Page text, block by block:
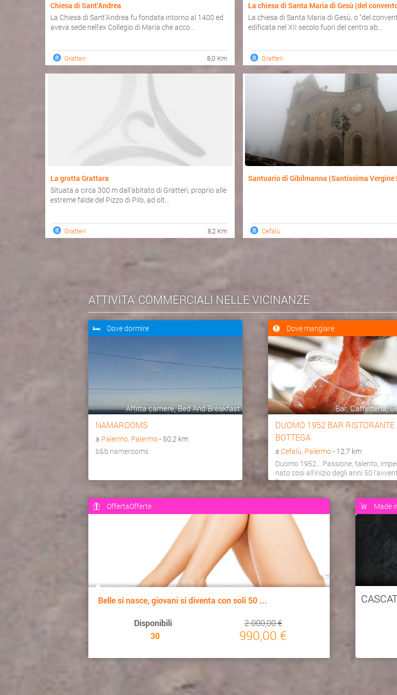
Chiesa di Sant'Andrea
La Chiesa di Sant'Andrea fu fondata intorno al 1400 ed
aveva sede nell'ex Collegio di Maria che acco...
Gratteri 8,0 Km
La chiesa di Santa Maria di Gesù (del
La chiesa di Santa Maria di Gesù, o "del
edificata nel XII secolo fuori del centro ab...
Gratteri
La grotta Grattara
Situata a circa 300 m dall'abitato di Gratteri, proprio alle
estreme falde del Pizzo di Pilo, ad olt...
Gratteri 8,2 Km
Santuario di Gibilmanna (Santissima Vergine
Cefalù
ATTIVITA' COMMERCIALI NELLE VICINANZE
Dove dormire
Affitta camere, Bed And Breakfast
NAMAROOMS
a Palermo, Palermo- 50,2 km
b&b namerooms
Dove mangiare
Bar, Caffetteria,
DUOMO 1952 BAR RISTORANTE
BOTTEGA
a Cefalù, Palermo- 12,7 km
Duomo 1952... Passione, talento,
nato così all'inizio degli anni 50
Duomo d...
OffertaOfferte
Belle si nasce, giovani si diventa con soli 50 ...
Disponibili
30
2.000,00 €
990,00 €
Made